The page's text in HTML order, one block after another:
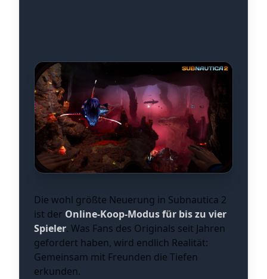
Die wohl größte Neuerung in Subnautica 2
ist der Online-Koop-Modus für bis zu vier
Spieler. Was Fans des Originals seit Jahren
gefordert haben, wird endlich Realität:
Gemeinsam mit Freunden die Tiefen
erkunden.